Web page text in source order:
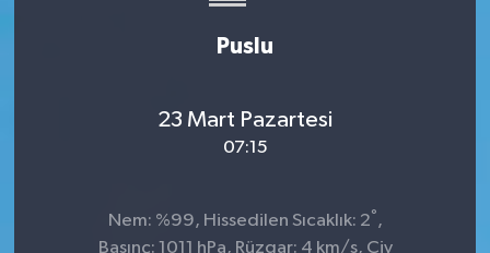
Puslu
23 Mart Pazartesi
07:15
Nem: %99, Hissedilen Sıcaklık: 2° ,
Basınç: 1011 hPa, Rüzgar: 4 km/s, Çiy